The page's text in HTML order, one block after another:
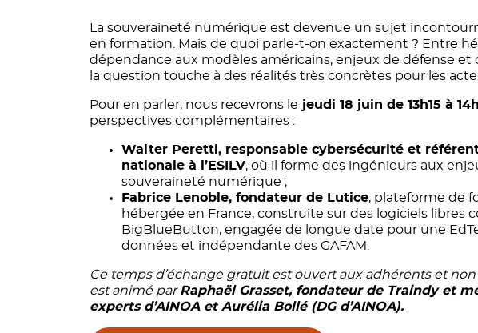
La souveraineté numérique est devenue un sujet
en formation. Mais de quoi parle-t-on exactement ? Entre
dépendance aux modèles américains, enjeux de défense et
la question touche à des réalités très concrètes pour les
Pour en parler, nous recevrons le jeudi 18 juin de 13h15 à 14h
perspectives complémentaires :
Walter Peretti, responsable cybersécurité et
nationale à l’ESILV, où il forme des ingénieurs aux
souveraineté numérique ;
Fabrice Lenoble, fondateur de Lutice, plateforme de
hébergée en France, construite sur des logiciels libres
BigBlueButton, engagée de longue date pour une
données et indépendante des GAFAM.
Ce temps d’échange gratuit est ouvert aux adhérents et non
est animé parRaphaël Grasset, fondateur de Traindy et
experts d’AINOA et Aurélia Bollé (DG d’AINOA).